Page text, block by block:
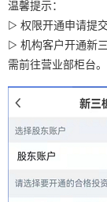
温馨提示：
▷ 权限开通申请提
▷ 机构客户开通新
需前往营业部柜台。